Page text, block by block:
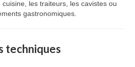
les traiteurs, les cavistes ou
gastronomiques.
techniques